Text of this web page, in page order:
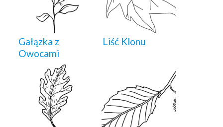
Gałązka z
Owocami
Liść Klonu